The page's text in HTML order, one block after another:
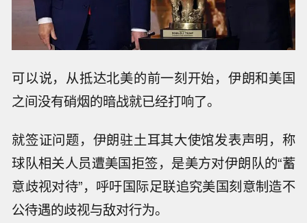
可以说，从抵达北美的前一刻开始，伊朗和美国
之间没有硝烟的暗战就已经打响了。
就签证问题，伊朗驻土耳其大使馆发表声明，称
球队相关人员遭美国拒签，是美方对伊朗队的“蓄
意歧视对待”，呼吁国际足联追究美国刻意制造不
公待遇的歧视与敌对行为。